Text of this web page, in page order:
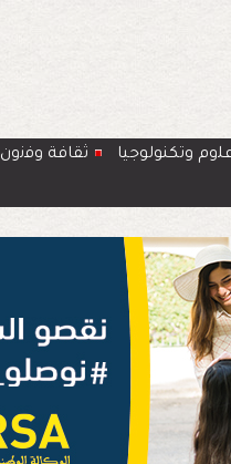
وتكنولوجيا ﺛﻘﺎﻓﺔ وﻓﻧون